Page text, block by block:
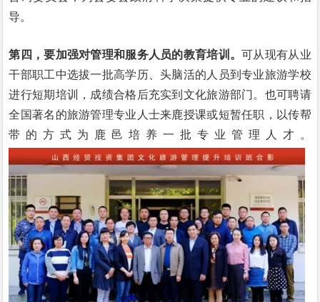
导。
第四，要加强对管理和服务人员的教育培训。可从现有从业
干部职工中选拔一批高学历、头脑活的人员到专业旅游学校
进行短期培训，成绩合格后充实到文化旅游部门。也可聘请
全国著名的旅游管理专业人士来鹿授课或短暂任职，以传帮
带的方式为鹿邑培养一批专业管理人才。